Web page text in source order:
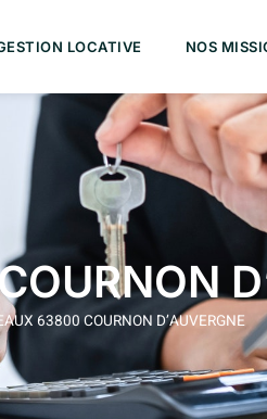
LOCATIVE NOS
63800 COURNON D’AUVERGNE